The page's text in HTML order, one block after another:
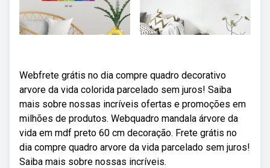
Webfrete grátis no dia compre quadro decorativo
arvore da vida colorida parcelado sem juros! Saiba
mais sobre nossas incríveis ofertas e promoções em
milhões de produtos. Webquadro mandala árvore da
vida em mdf preto 60 cm decoração. Frete grátis no
dia compre quadro arvore da vida parcelado sem juros!
Saiba mais sobre nossas incríveis.